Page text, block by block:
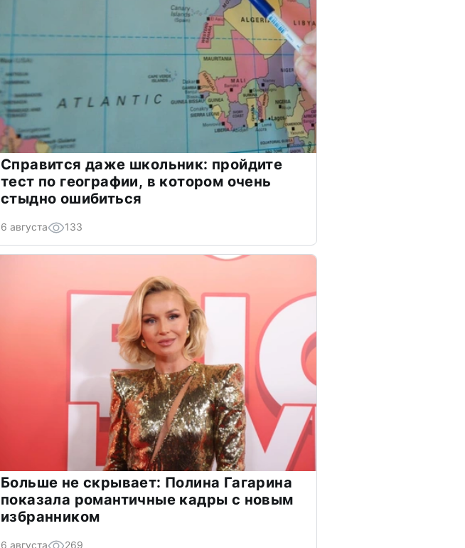
Справится даже школьник: пройдите
тест по географии, в котором очень
стыдно ошибиться
6 августа 133
Больше не скрывает: Полина Гагарина
показала романтичные кадры с новым
избранником
6 августа 269